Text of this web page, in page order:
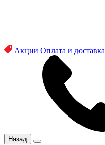
Акции Оплата и доставка
Назад